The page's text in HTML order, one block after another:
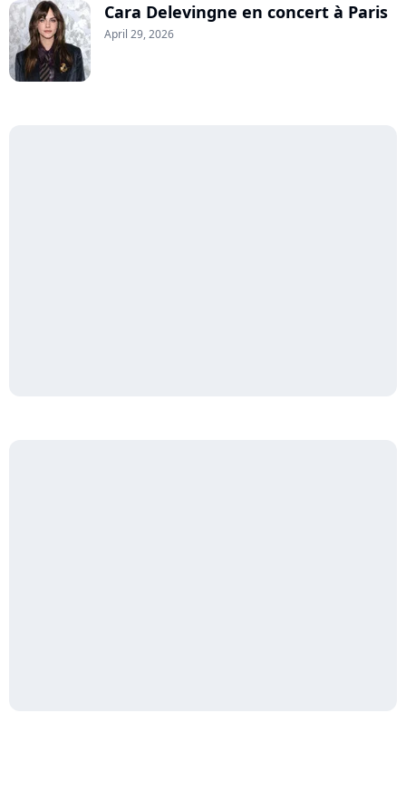
Cara Delevingne en concert à Paris
April 29, 2026